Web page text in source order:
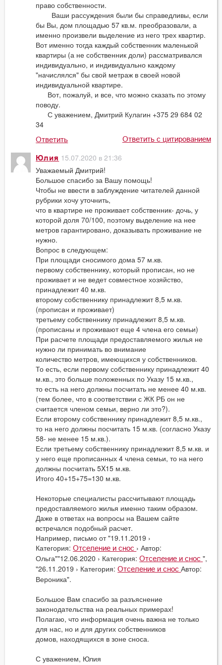
право собственности.
Ваши рассуждения были бы справедливы, если
бы Вы, дом площадью 57 кв.м. преобразовали, а
именно произвели выделение из него трех квартир.
Вот именно тогда каждый собственник маленькой
квартиры (а не собственник доли) рассматривался
индивидуально, и индивидуально каждому
"начислялся" бы свой метраж в своей новой
индивидуальной квартире.
Вот, пожалуй, и все, что можно сказать по этому
поводу.
С уважением, Дмитрий Кулагин +375 29 684 02
34
Ответить Ответить с цитированием
Юлия 15.07.2020 в 21:36
Уважаемый Дмитрий!
Большое спасибо за Вашу помощь!
Чтобы не ввести в заблуждение читателей данной
рубрики хочу уточнить,
что в квартире не проживает собственник- дочь, у
которой доля 70/100, поэтому выделение на нее
метров гарантировано, доказывать проживание не
нужно.
Вопрос в следующем:
При площади сносимого дома 57 м.кв.
первому собственнику, который прописан, но не
проживает и не ведет совместное хозяйство,
принадлежит 40 м.кв.
второму собственнику принадлежит 8,5 м.кв.
(прописан и проживает)
третьему собственнику принадлежит 8,5 м.кв.
(прописаны и проживают еще 4 члена его семьи)
При расчете площади предоставляемого жилья не
нужно ли принимать во внимание
количество метров, имеющихся у собственников.
То есть, если первому собственнику принадлежит 40
м.кв., это больше положенных по Указу 15 м.кв.,
то есть на него должны посчитать не менее 40 м.кв.
(тем более, что в соответствии с ЖК РБ он не
считается членом семьи, верно ли это?).
Если второму собственнику принадлежит 8,5 м.кв.,
то на него должны посчитать 15 м.кв. (согласно Указу
58- не менее 15 м.кв.).
Если третьему собственнику принадлежит 8,5 м.кв. и
у него еще прописанных 4 члена семьи, то на него
должны посчитать 5X15 м.кв.
Итого 40+15+75=130 м.кв.
Некоторые специалисты рассчитывают площадь
предоставляемого жилья именно таким образом.
Даже в ответах на вопросы на Вашем сайте
встречался подобный расчет.
Например, письмо от "19.11.2019 ›
Категория:Отселение и снос › Автор:
Ольга""12.06.2020 › Категория:Отселение и снос",
"26.11.2019 › Категория:Отселение и сносАвтор:
Вероника".
Большое Вам спасибо за разъяснение
законодательства на реальных примерах!
Полагаю, что информация очень важна не только
для нас, но и для других собственников
домов, находящихся в зоне сноса.
С уважением, Юлия